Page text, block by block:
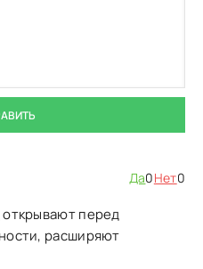
Да0Нет0
перед
расширяют